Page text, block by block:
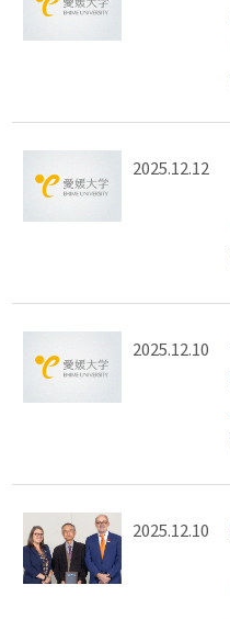
2025.12.12
2025.12.10
2025.12.10